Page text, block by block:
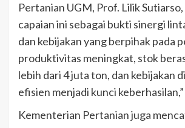
Pertanian UGM, Prof. Lilik
capaian ini sebagai bukti sinergi
dan kebijakan yang berpihak pada
produktivitas meningkat, stok
lebih dari 4 juta ton, dan kebijakan
efisien menjadi kunci
Kementerian Pertanian juga